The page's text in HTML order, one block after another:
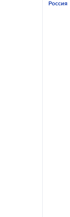
Россия